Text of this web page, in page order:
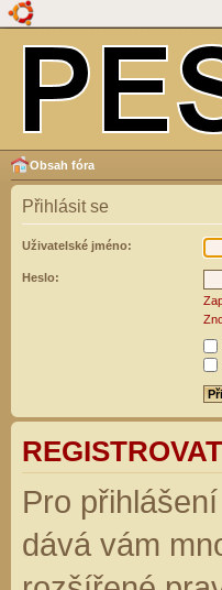
Obsah fóra
Přihlásit se
Uživatelské jméno:
Heslo:
REGISTROVAT
Pro
dává vám